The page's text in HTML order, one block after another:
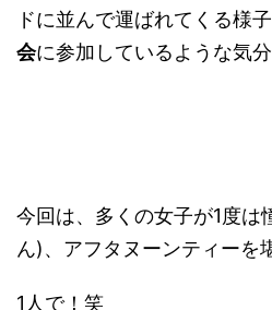
ドに並んで運ばれてくる様
会に参加しているような気
今回は、多くの女子が1度は
ん)、アフタヌーンティーを
1人で！笑